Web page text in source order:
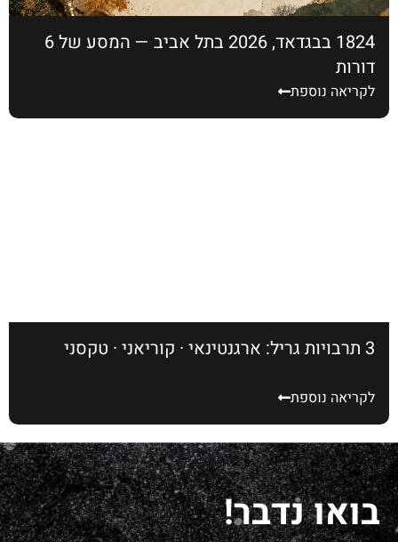
1824 בבגדאד, 2026 בתל אביב — המסע של 6
דורות
לקריאה נוספת
3 תרבויות גריל: ארגנטינאי · קוריאני · טקסני
לקריאה נוספת
בואו נדבר!